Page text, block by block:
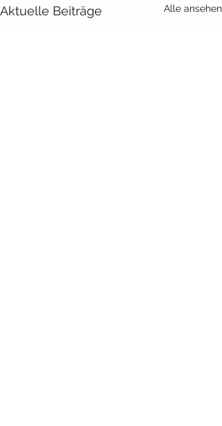
Aktuelle Beiträge Alle ansehen